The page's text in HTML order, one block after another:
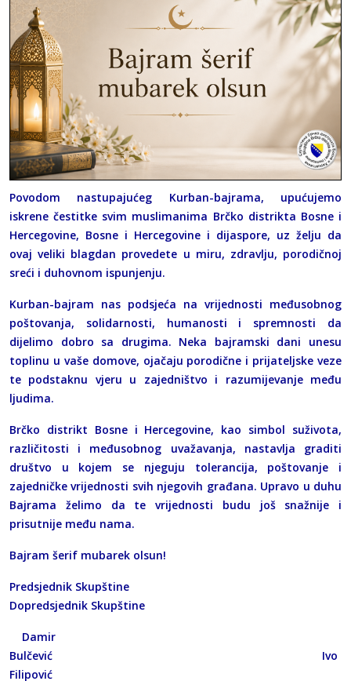
Povodom nastupajućeg Kurban-bajrama, upućujemo
iskrene čestitke svim muslimanima Brčko distrikta Bosne i
Hercegovine, Bosne i Hercegovine i dijaspore, uz želju da
ovaj veliki blagdan provedete u miru, zdravlju, porodičnoj
sreći i duhovnom ispunjenju.
Kurban-bajram nas podsjeća na vrijednosti međusobnog
poštovanja, solidarnosti, humanosti i spremnosti da
dijelimo dobro sa drugima. Neka bajramski dani unesu
toplinu u vaše domove, ojačaju porodične i prijateljske veze
te podstaknu vjeru u zajedništvo i razumijevanje među
ljudima.
Brčko distrikt Bosne i Hercegovine, kao simbol suživota,
različitosti i međusobnog uvažavanja, nastavlja graditi
društvo u kojem se njeguju tolerancija, poštovanje i
zajedničke vrijednosti svih njegovih građana. Upravo u duhu
Bajrama želimo da te vrijednosti budu još snažnije i
prisutnije među nama.
Bajram šerif mubarek olsun!
Predsjednik Skupštine
Dopredsjednik Skupštine
Damir
Bulčević Ivo
Filipović